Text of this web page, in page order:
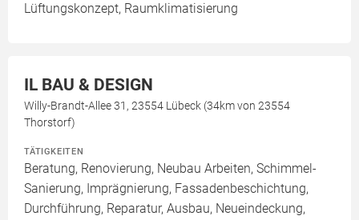
Lüftungskonzept, Raumklimatisierung
IL BAU & DESIGN
Willy-Brandt-Allee 31, 23554 Lübeck (34km von 23554
Thorstorf)
TÄTIGKEITEN
Beratung, Renovierung, Neubau Arbeiten, Schimmel-
Sanierung, Imprägnierung, Fassadenbeschichtung,
Durchführung, Reparatur, Ausbau, Neueindeckung,